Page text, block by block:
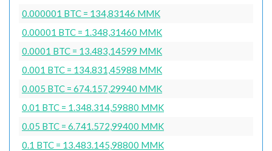
0.000001 BTC = 134,83146 MMK
0.00001 BTC = 1.348,31460 MMK
0.0001 BTC = 13.483,14599 MMK
0.001 BTC = 134.831,45988 MMK
0.005 BTC = 674.157,29940 MMK
0.01 BTC = 1.348.314,59880 MMK
0.05 BTC = 6.741.572,99400 MMK
0.1 BTC = 13.483.145,98800 MMK